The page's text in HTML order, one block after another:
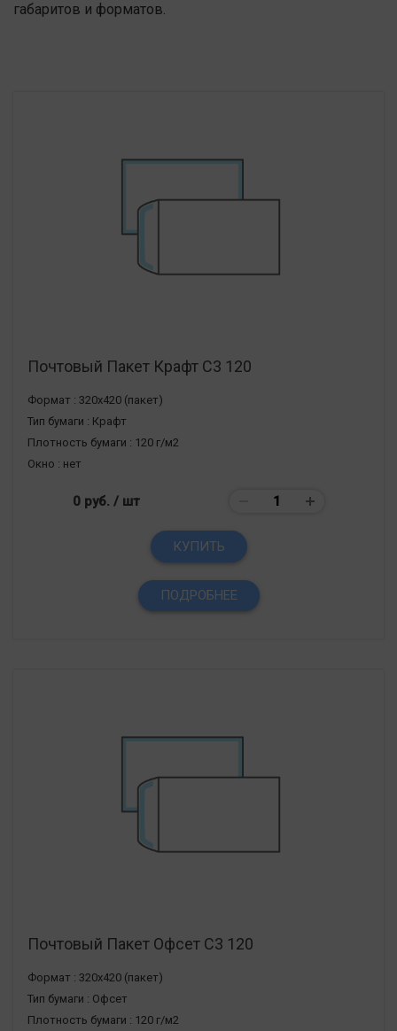
габаритов и форматов.
Почтовый Пакет Крафт С3 120
Формат : 320х420 (пакет)
Тип бумаги : Крафт
Плотность бумаги : 120 г/м2
Окно : нет
0 руб. / шт
КУПИТЬ
ПОДРОБНЕЕ
Почтовый Пакет Офсет С3 120
Формат : 320х420 (пакет)
Тип бумаги : Офсет
Плотность бумаги : 120 г/м2